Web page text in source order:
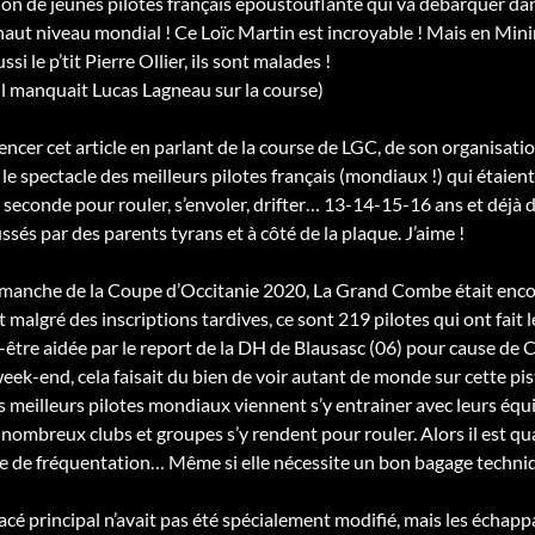
niveau mondial ! Ce Loïc Martin est incroyable ! Mais en
le p’tit Pierre Ollier, ils sont malades !
manquait Lucas Lagneau sur la course)
cet article en parlant de la course de LGC, de son
spectacle des meilleurs pilotes français (mondiaux !) qui étaient
pour rouler, s’envoler, drifter… 13-14-15-16 ans et déjà
par des parents tyrans et à côté de la plaque. J’aime !
de la Coupe d’Occitanie 2020, La Grand Combe était
malgré des inscriptions tardives, ce sont 219 pilotes qui ont fait
aidée par le report de la DH de Blausasc (06) pour cause de
end, cela faisait du bien de voir autant de monde sur cette
meilleurs pilotes mondiaux viennent s’y entrainer avec leurs
clubs et groupes s’y rendent pour rouler. Alors il est
de fréquentation… Même si elle nécessite un bon bagage
principal n’avait pas été spécialement modifié, mais les